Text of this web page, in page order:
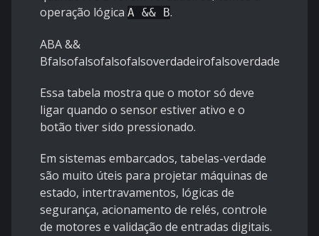
operação lógica A && B.
ABA &&
Essa tabela mostra que o motor só deve
ligar quando o sensor estiver ativo e o
botão tiver sido pressionado.
Em sistemas embarcados, tabelas-verdade
são muito úteis para projetar máquinas de
estado, intertravamentos, lógicas de
segurança, acionamento de relés, controle
de motores e validação de entradas digitais.